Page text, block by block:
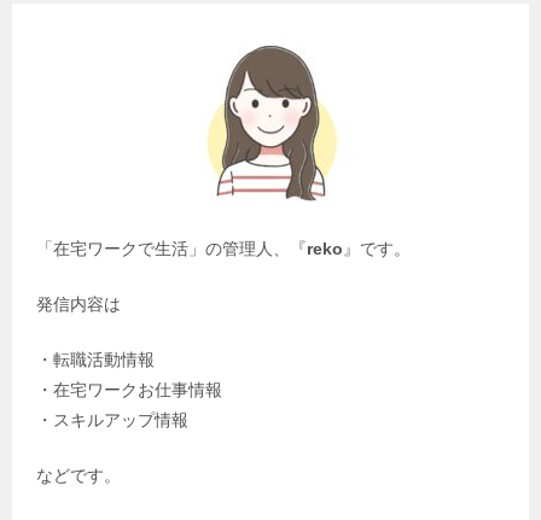
「在宅ワークで生活」の管理人、『reko 』です。
発信内容は
・転職活動情報
・在宅ワークお仕事情報
・スキルアップ情報
などです。